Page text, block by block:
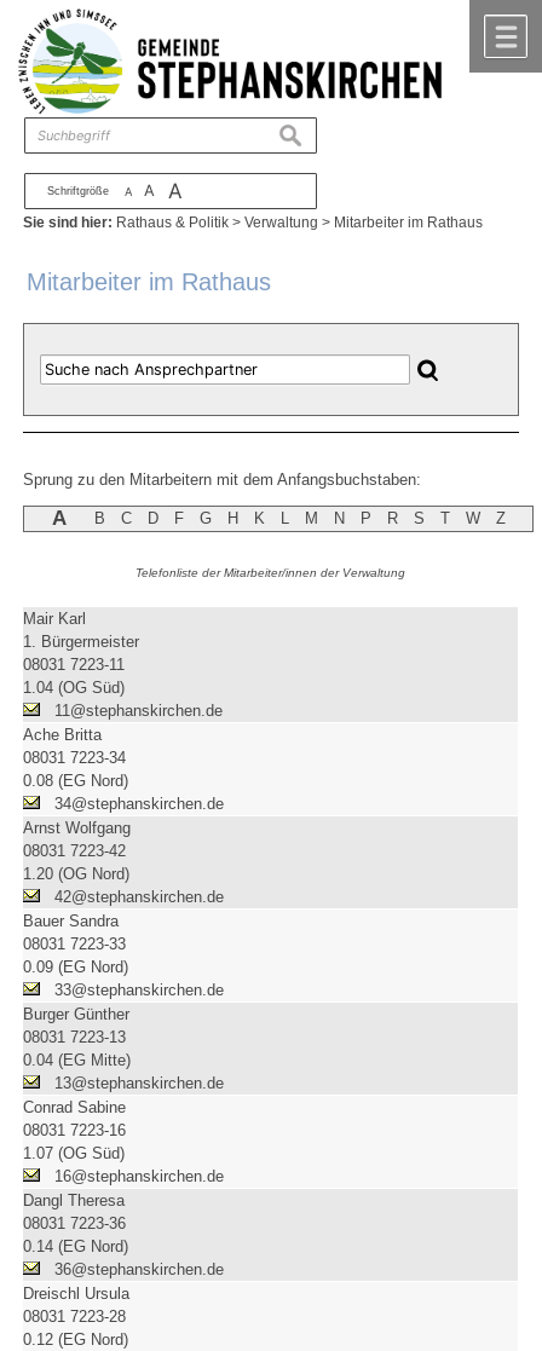
Zum Inhalt ,zur Navigation
Schriftgröße A A A
suchen
Sie sind hier: Rathaus & Politik >Verwaltung > Mitarbeiter im Rathaus
Mitarbeiter im Rathaus
Sprung zu den Mitarbeitern mit dem Anfangsbuchstaben:
A B C D F G H K L M N P R S T W Z
Telefonliste der Mitarbeiter/innen der Verwaltung
Mair Karl
1. Bürgermeister
08031 7223-11
1.04 (OG Süd)
11@stephanskirchen.de
Ache Britta
08031 7223-34
0.08 (EG Nord)
34@stephanskirchen.de
Arnst Wolfgang
08031 7223-42
1.20 (OG Nord)
42@stephanskirchen.de
Bauer Sandra
08031 7223-33
0.09 (EG Nord)
33@stephanskirchen.de
Burger Günther
08031 7223-13
0.04 (EG Mitte)
13@stephanskirchen.de
Conrad Sabine
08031 7223-16
1.07 (OG Süd)
16@stephanskirchen.de
Dangl Theresa
08031 7223-36
0.14 (EG Nord)
36@stephanskirchen.de
Dreischl Ursula
08031 7223-28
0.12 (EG Nord)